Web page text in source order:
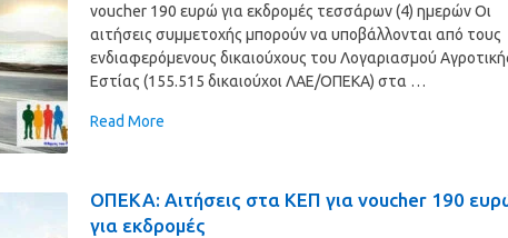
voucher 190 ευρώ για εκδρομές τεσσάρων (4) ημερών Οι
αιτήσεις συμμετοχής μπορούν να υποβάλλονται από τους
ενδιαφερόμενους δικαιούχους του Λογαριασμού
Εστίας (155.515 δικαιούχοι ΛΑΕ/ΟΠΕΚΑ) στα …
Read More
ΟΠΕΚΑ: Αιτήσεις στα ΚΕΠ για voucher 190
για εκδρομές